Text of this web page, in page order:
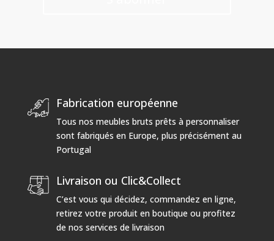
Fabrication européenne
Tous nos meubles bruts prêts à personnaliser
sont fabriqués en Europe, plus précisément au
Portugal
Livraison ou Clic&Collect
C’est vous qui décidez, commandez en ligne,
retirez votre produit en boutique ou profitez
de nos services de livraison